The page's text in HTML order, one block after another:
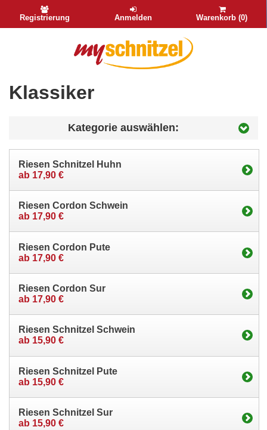
Registrierung Anmelden Warenkorb (0)
Klassiker
Kategorie auswählen:
Riesen Schnitzel Huhn
ab 17,90 €
Riesen Cordon Schwein
ab 17,90 €
Riesen Cordon Pute
ab 17,90 €
Riesen Cordon Sur
ab 17,90 €
Riesen Schnitzel Schwein
ab 15,90 €
Riesen Schnitzel Pute
ab 15,90 €
Riesen Schnitzel Sur
ab 15,90 €